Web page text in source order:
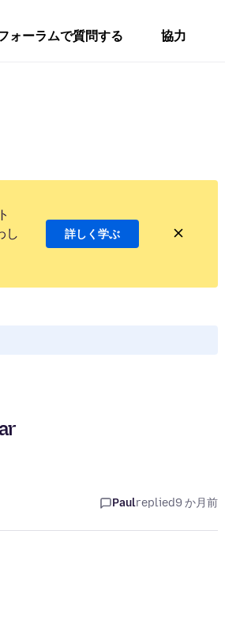
ォーラムで質問する 協力
し
詳しく学ぶ
Paulreplied9 か月前